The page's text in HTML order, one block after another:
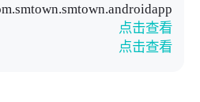
点击查看
点击查看